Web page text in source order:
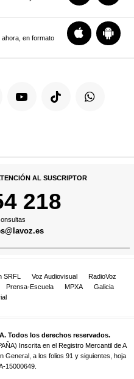
en formato
AL SUSCRIPTOR
218
SRFL Voz Audiovisual
RadioVoz
Prensa-Escuela MPXA
Galicia
Todos los derechos reservados.
Inscrita en el Registro Mercantil de A
General, a los folios 91 y siguientes, hoja
15000649.